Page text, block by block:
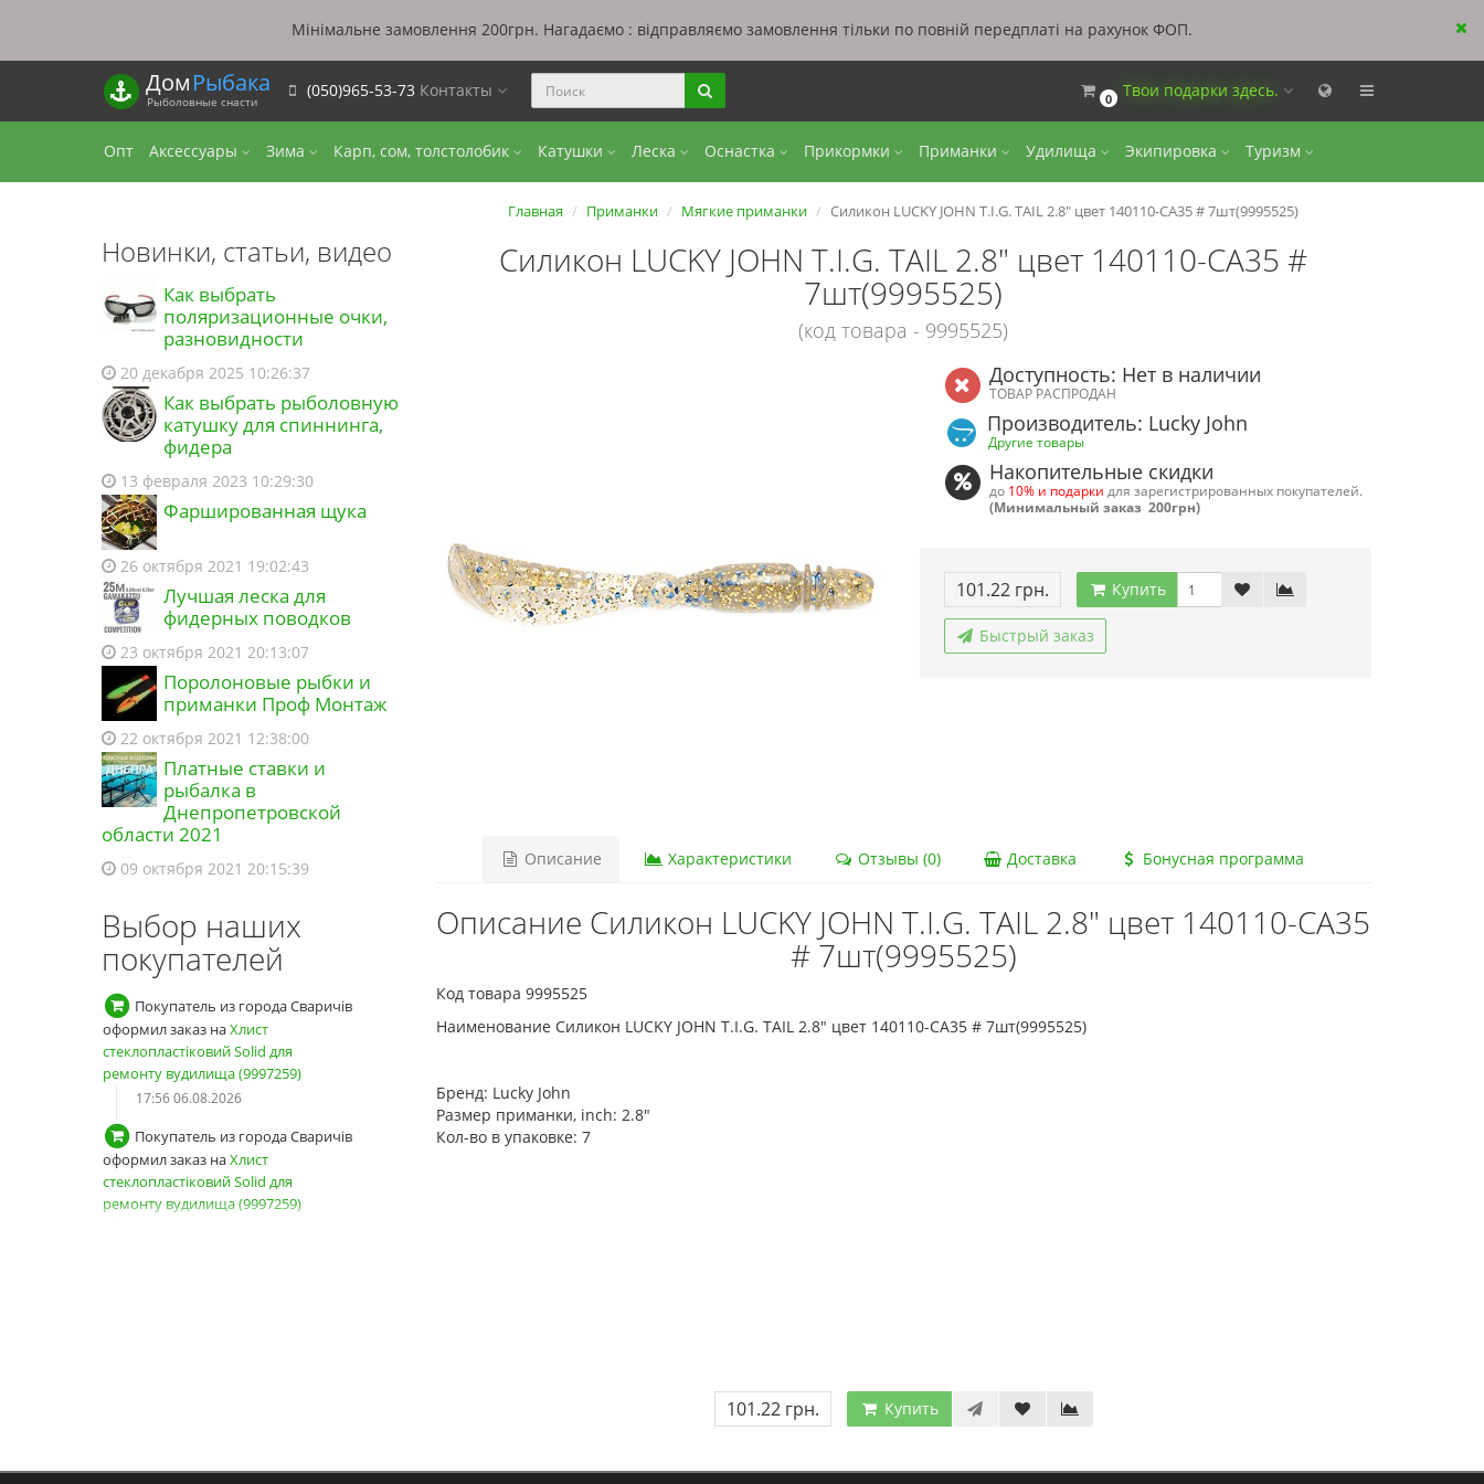
Мінімальне замовлення 200грн. Нагадаємо : відправляємо замовлення тільки по повній передплаті на рахунок ФОП.
ДомРыбака
Рыболовные снасти
(050)965-53-73 Контакты 0 Твои подарки здесь.
Опт Аксессуары Зима Карп, сом, толстолобик Катушки Леска Оснастка Прикормки Приманки Удилища Экипировка Туризм
Новинки, статьи, видео
Как выбрать
поляризационные очки,
разновидности
20 декабря 2025 10:26:37
Как выбрать рыболовную
катушку для спиннинга,
фидера
13 февраля 2023 10:29:30
Фаршированная щука
26 октября 2021 19:02:43
Лучшая леска для
фидерных поводков
23 октября 2021 20:13:07
Поролоновые рыбки и
приманки Проф Монтаж
22 октября 2021 12:38:00
Платные ставки и
рыбалка в
Днепропетровской
области 2021
09 октября 2021 20:15:39
Выбор наших
покупателей
Покупатель из города Сваричів
оформил заказ наХлист
стеклопластіковий Solid для
ремонту вудилища (9997259)
17:56 06.08.2026
Покупатель из города Сваричів
оформил заказ наХлист
стеклопластіковий Solid для
ремонту вудилища (9997259)
Главная Приманки Мягкие приманки Силикон LUCKY JOHN T.I.G. TAIL 2.8" цвет 140110-CA35 # 7шт(9995525)
Силикон LUCKY JOHN T.I.G. TAIL 2.8" цвет 140110-CA35 #
7шт(9995525)
(код товара - 9995525)
Доступность: Нет в наличии
ТОВАР РАСПРОДАН
Производитель: Lucky John
Другие товары
Накопительные скидки
до 10% и подарки для зарегистрированных покупателей.
(Минимальный заказ 200грн)
101.22 грн. Купить
Быстрый заказ
Описание Характеристики Отзывы (0) Доставка Бонусная программа
Описание Силикон LUCKY JOHN T.I.G. TAIL 2.8" цвет 140110-CA35
# 7шт(9995525)
Код товара 9995525
Наименование Силикон LUCKY JOHN T.I.G. TAIL 2.8" цвет 140110-CA35 # 7шт(9995525)
Бренд: Lucky John
Размер приманки, inch: 2.8"
Кол-во в упаковке: 7
101.22 грн. Купить